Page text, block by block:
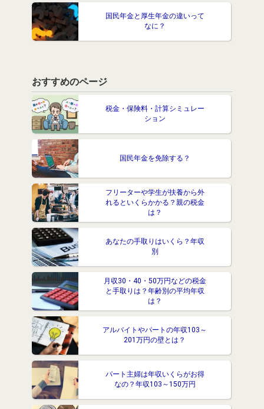
国民年金と厚生年金の違いって
なに？
おすすめのページ
税金・保険料・計算シミュレー
ション
国民年金を免除する？
フリーターや学生が扶養から外
れるといくらかかる？親の税金
は？
あなたの手取りはいくら？年収
別
月収30・40・50万円などの税金
と手取りは？年齢別の平均年収
は？
アルバイトやパートの年収103～
201万円の壁とは？
パート主婦は年収いくらがお得
なの？年収103～150万円